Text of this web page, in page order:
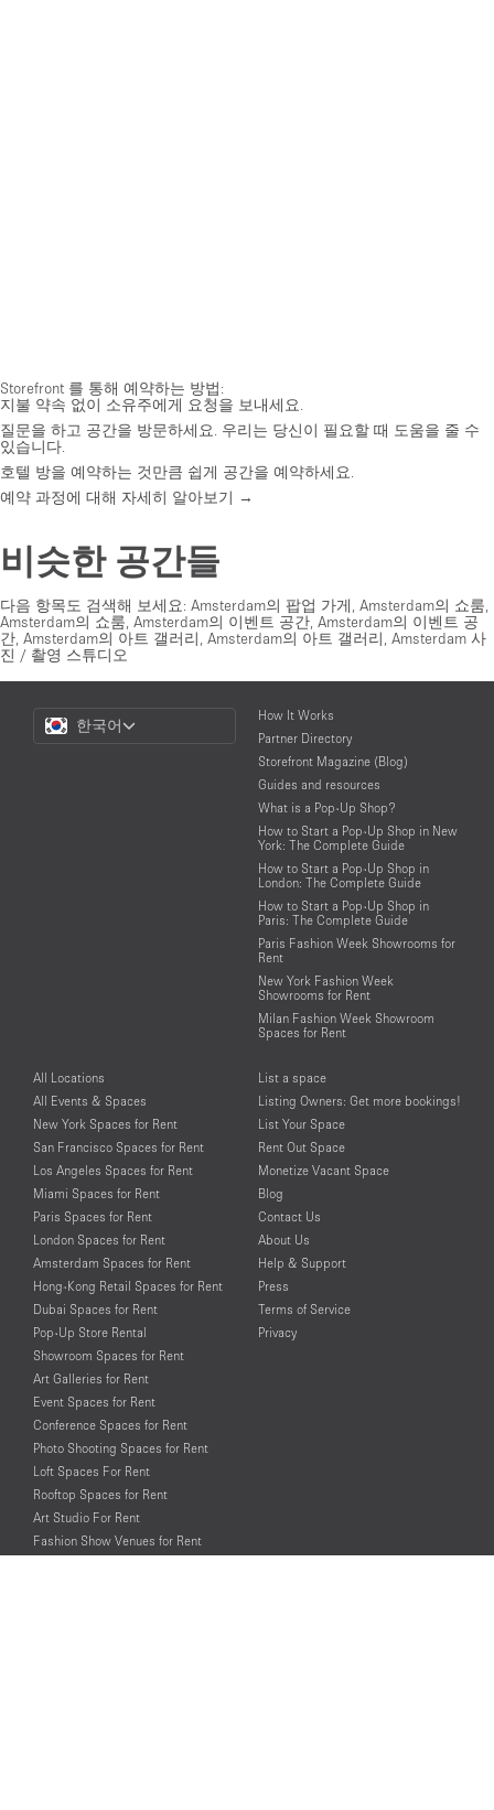
Storefront 를 통해 예약하는 방법:
지불 약속 없이 소유주에게 요청을 보내세요.
질문을 하고 공간을 방문하세요. 우리는 당신이 필요할 때 도움을 줄 수
있습니다.
호텔 방을 예약하는 것만큼 쉽게 공간을 예약하세요.
예약 과정에 대해 자세히 알아보기 →
비슷한 공간들
다음 항목도 검색해 보세요: Amsterdam의 팝업 가게 Amsterdam의 쇼룸
Amsterdam의 쇼룸 Amsterdam의 이벤트 공간 Amsterdam의 이벤트 공
간 Amsterdam의 아트 갤러리 Amsterdam의 아트 갤러리 Amsterdam 사
진 / 촬영 스튜디오
Choose
Language
한국어
How It Works
Partner Directory
Storefront Magazine (Blog)
Guides and resources
What is a Pop-Up Shop?
How to Start a Pop-Up Shop in New
York: The Complete Guide
How to Start a Pop-Up Shop in
London: The Complete Guide
How to Start a Pop-Up Shop in
Paris: The Complete Guide
Paris Fashion Week Showrooms for
Rent
New York Fashion Week
Showrooms for Rent
Milan Fashion Week Showroom
Spaces for Rent
All Locations
All Events & Spaces
New York Spaces for Rent
San Francisco Spaces for Rent
Los Angeles Spaces for Rent
Miami Spaces for Rent
Paris Spaces for Rent
London Spaces for Rent
Amsterdam Spaces for Rent
Hong-Kong Retail Spaces for Rent
Dubai Spaces for Rent
Pop-Up Store Rental
Showroom Spaces for Rent
Art Galleries for Rent
Event Spaces for Rent
Conference Spaces for Rent
Photo Shooting Spaces for Rent
Loft Spaces For Rent
Rooftop Spaces for Rent
Art Studio For Rent
Fashion Show Venues for Rent
List a space
Listing Owners: Get more bookings!
List Your Space
Rent Out Space
Monetize Vacant Space
Blog
Contact Us
About Us
Help & Support
Press
Terms of Service
Privacy